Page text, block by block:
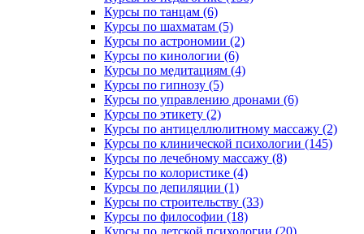
Курсы по танцам (6)
Курсы по шахматам (5)
Курсы по астрономии (2)
Курсы по кинологии (6)
Курсы по медитациям (4)
Курсы по гипнозу (5)
Курсы по управлению дронами (6)
Курсы по этикету (2)
Курсы по антицеллюлитному массажу (2)
Курсы по клинической психологии (145)
Курсы по лечебному массажу (8)
Курсы по колористике (4)
Курсы по депиляции (1)
Курсы по строительству (33)
Курсы по философии (18)